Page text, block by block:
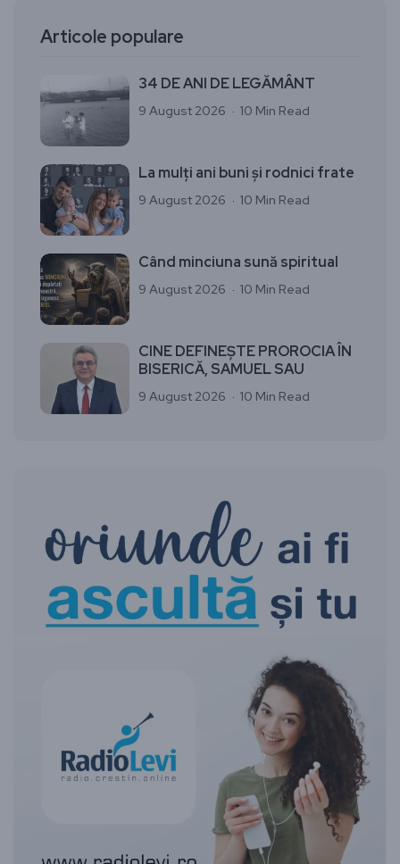
Articole populare
34 DE ANI DE LEGĂMÂNT
9 August 2026 10 Min Read
La mulți ani buni și rodnici frate
9 August 2026 10 Min Read
Când minciuna sună spiritual
9 August 2026 10 Min Read
CINE DEFINEȘTE PROROCIA ÎN
BISERICĂ, SAMUEL SAU
9 August 2026 10 Min Read